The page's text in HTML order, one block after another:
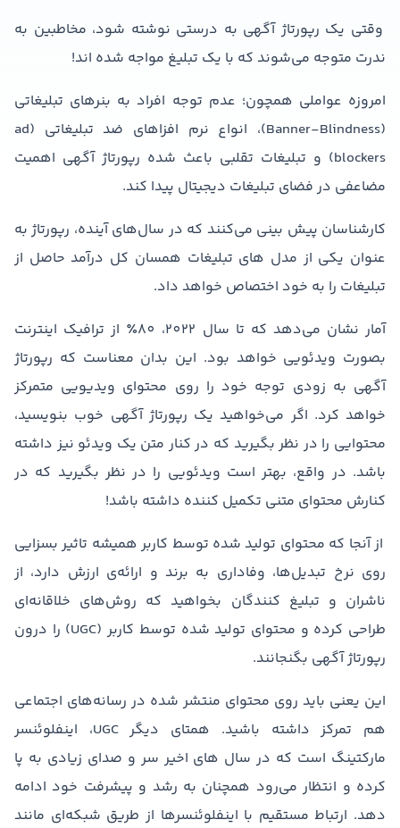
وقتی یک رپورتاژ آگهی به درستی نوشته شود، مخاطبین به
ندرت متوجه می‌شوند که با یک تبلیغ مواجه شده اند!
امروزه عواملی همچون؛ عدم توجه افراد به بنرهای تبلیغاتی
(Banner-Blindness)، انواع نرم افزاهای ضد تبلیغاتی (ad
blockers) و تبلیغات تقلبی باعث شده رپورتاژ آگهی اهمیت
مضاعفی در فضای تبلیغات دیجیتال پیدا کند.
کارشناسان پیش بینی می‌کنند که در سال‌های آینده، رپورتاژ به
عنوان یکی از مدل های تبلیغات همسان کل درآمد حاصل از
تبلیغات را به خود اختصاص خواهد داد.
آمار نشان می‌دهد که تا سال 2022، 80٪ از ترافیک اینترنت
بصورت ویدئویی خواهد بود. این بدان معناست که رپورتاژ
آگهی به زودی توجه خود را روی محتوای ویدیویی متمرکز
خواهد کرد. اگر می‌خواهید یک رپورتاژ آگهی خوب بنویسید،
محتوایی را در نظر بگیرید که در کنار متن یک ویدئو نیز داشته
باشد. در واقع، بهتر است ویدئویی را در نظر بگیرید که در
کنارش محتوای متنی تکمیل کننده داشته باشد!
از آنجا که محتوای تولید شده توسط کاربر همیشه تاثیر بسزایی
روی نرخ تبدیل‌ها، وفاداری به برند و ارائه‌ی ارزش دارد، از
ناشران و تبلیغ کنندگان بخواهید که روش‌های خلاقانه‌ای
طراحی کرده و محتوای تولید شده توسط کاربر (UGC) را درون
رپورتاژ آگهی بگنجانند.
این یعنی باید روی محتوای منتشر شده در رسانه‌های اجتماعی
هم تمرکز داشته باشید. همتای دیگر UGC، اینفلوئنسر
مارکتینگ است که در سال های اخیر سر و صدای زیادی به پا
کرده و انتظار می‌رود همچنان به رشد و پیشرفت خود ادامه
دهد. ارتباط مستقیم با اینفلوئنسرها از طریق شبکه‌ای مانند